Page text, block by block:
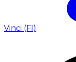
Vinci (FI)